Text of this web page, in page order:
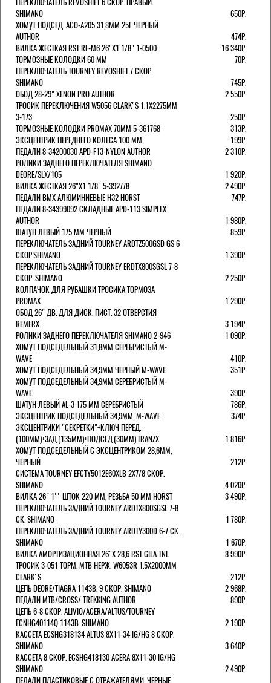
SHIMANO
650Р.
ХОМУТ ПОДСЕД. ACO-A205 31,8ММ 25Г ЧЕРНЫЙ
AUTHOR
474Р.
ВИЛКА ЖЕСТКАЯ RST RF-M6 26"Х1 1/8" 1-0500
16 340Р.
ТОРМОЗНЫЕ КОЛОДКИ 60 ММ
70Р.
ПЕРЕКЛЮЧАТЕЛЬ TOURNEY REVOSHIFT 7 СКОР.
SHIMANO
745Р.
ОБОД 28-29" XENON PRO AUTHOR
2 550Р.
ТРОСИК ПЕРЕКЛЮЧЕНИЯ W5056 CLARK'S 1.1Х2275ММ
3-173
250Р.
ТОРМОЗНЫЕ КОЛОДКИ PROMAX 70ММ 5-361768
313Р.
ЭКСЦЕНТРИК ПЕРЕДНЕГО КОЛЕСА 100 ММ
199Р.
ПЕДАЛИ 8-34200030 APD-F13-NYLON AUTHOR
2 310Р.
РОЛИКИ ЗАДНЕГО ПЕРЕКЛЮЧАТЕЛЯ SHIMANO
DEORE/SLX/105
1 920Р.
ВИЛКА ЖЕСТКАЯ 26"Х1 1/8" 5-392778
2 490Р.
ПЕДАЛИ BMX АЛЮМИНИЕВЫЕ H32 HORST
747Р.
ПЕДАЛИ 8-34399092 СКЛАДНЫЕ APD-113 SIMPLEX
AUTHOR
1 980Р.
ШАТУН ЛЕВЫЙ 175 ММ ЧЕРНЫЙ
859Р.
ПЕРЕКЛЮЧАТЕЛЬ ЗАДНИЙ TOURNEY ARDTZ500GSD GS 6
СКОР.SHIMANO
1 390Р.
ПЕРЕКЛЮЧАТЕЛЬ ЗАДНИЙ TOURNEY ERDTX800SGSL 7-8
СКОР. SHIMANO
2 250Р.
КОЛПАЧОК ДЛЯ РУБАШКИ ТРОСИКА ТОРМОЗА
PROMAX
1 290Р.
ОБОД 26" ДВ. ДЛЯ ДИСК. ПИСТ. 32 ОТВЕРСТИЯ
REMERX
3 194Р.
РОЛИКИ ЗАДНЕГО ПЕРЕКЛЮЧАТЕЛЯ SHIMANO 2-946
1 090Р.
ХОМУТ ПОДСЕДЕЛЬНЫЙ 31,8ММ СЕРЕБРИСТЫЙ M-
WAVE
410Р.
ХОМУТ ПОДСЕДЕЛЬНЫЙ 34,9ММ ЧЕРНЫЙ M-WAVE
351Р.
ХОМУТ ПОДСЕДЕЛЬНЫЙ 34,9ММ СЕРЕБРИСТЫЙ M-
WAVE
390Р.
ШАТУН ЛЕВЫЙ AL-3 175 ММ СЕРЕБРИСТЫЙ
786Р.
ЭКСЦЕНТРИК ПОДСЕДЕЛЬНЫЙ 34,9ММ. M-WAVE
374Р.
ЭКСЦЕНТРИКИ "СЕКРЕТКИ"+КЛЮЧ ПЕРЕД.
(100ММ)+ЗАД.(135ММ)+ПОДСЕД.(30ММ).TRANZX
1 816Р.
ХОМУТ ПОДСЕДЕЛЬНЫЙ С ЭКСЦЕНТРИКОМ 28,6ММ,
ЧЕРНЫЙ
212Р.
СИСТЕМА TOURNEY EFCTY5012E60XLB 2X7/8 СКОР.
SHIMANO
4 020Р.
ВИЛКА 26" 1'' ШТОК 220 ММ, РЕЗЬБА 50 ММ HORST
3 490Р.
ПЕРЕКЛЮЧАТЕЛЬ ЗАДНИЙ TOURNEY ARDTX800SGSL 7-8
СК. SHIMANO
1 780Р.
ПЕРЕКЛЮЧАТЕЛЬ ЗАДНИЙ TOURNEY ARDTY300D 6-7 СК.
SHIMANO
1 670Р.
ВИЛКА АМОРТИЗАЦИОННАЯ 26"Х 28,6 RST GILA TNL
8 990Р.
ТРОСИК 3-051 ТОРМ. MTB НЕРЖ. W6053R 1.5Х2000ММ
СLARK'S
212Р.
ЦЕПЬ DEORE/TIAGRA 114ЗВ. 9 СКОР. SHIMANO
2 968Р.
ПЕДАЛИ MTB/CROSS/ TREKKING AUTHOR
890Р.
ЦЕПЬ 6-8 СКОР. ALIVIO/ACERA/ALTUS/TOURNEY
ECNHG40114Q 114ЗВ. SHIMANO
2 190Р.
КАССЕТА ECSHG318134 ALTUS 8Х11-34 IG/HG 8 СКОР.
SHIMANO
3 640Р.
КАССЕТА 8 СКОР. ECSHG418130 ACERA 8Х11-30 IG/HG
SHIMANO
2 490Р.
ПЕДАЛИ ПЛАСТИКОВЫЕ С ОТРАЖАТЕЛЯМИ, ЧЕРНЫЕ.